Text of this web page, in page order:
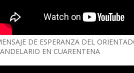
DE ESPERANZA DEL
EN CUARENTENA